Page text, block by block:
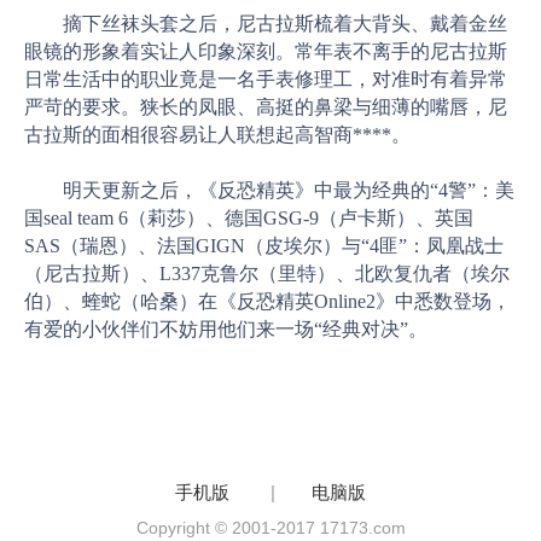
摘下丝袜头套之后，尼古拉斯梳着大背头、戴着金丝
眼镜的形象着实让人印象深刻。常年表不离手的尼古拉斯
日常生活中的职业竟是一名手表修理工，对准时有着异常
严苛的要求。狭长的凤眼、高挺的鼻梁与细薄的嘴唇，尼
古拉斯的面相很容易让人联想起高智商****。
明天更新之后，《反恐精英》中最为经典的“4警”：美
国seal team 6（莉莎）、德国GSG-9（卢卡斯）、英国
SAS（瑞恩）、法国GIGN（皮埃尔）与“4匪”：凤凰战士
（尼古拉斯）、L337克鲁尔（里特）、北欧复仇者（埃尔
伯）、蝰蛇（哈桑）在《反恐精英Online2》中悉数登场，
有爱的小伙伴们不妨用他们来一场“经典对决”。
手机版 | 电脑版
Copyright © 2001-2017 17173.com